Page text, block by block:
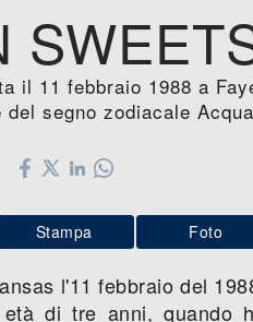
il 11 febbraio 1988 a
segno zodiacale
Stampa Foto
l'11 febbraio del
di tre anni, quando